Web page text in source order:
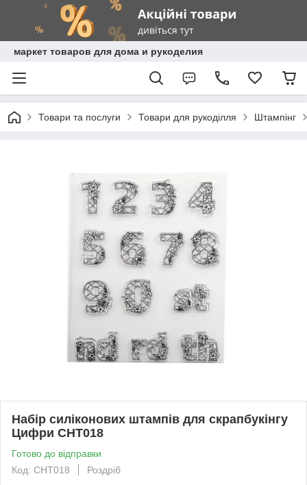
маркет товаров для дома и рукоделия
Товари та послуги Товари для рукоділля Штампінг
Набір силіконових штампів для скрапбукінгу
Цифри CHT018
Готово до відправки
Код: CHT018
Роздріб